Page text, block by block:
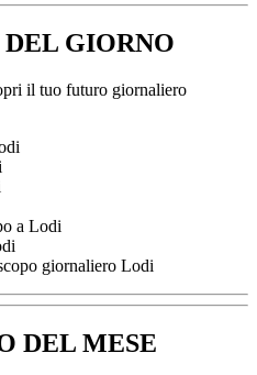
DEL GIORNO
a Lodi
giornaliero Lodi
DEL MESE